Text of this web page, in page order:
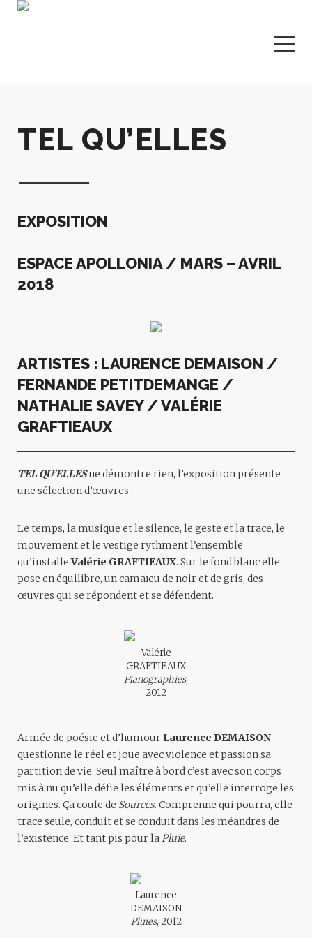
TEL QU’ELLES
EXPOSITION
ESPACE APOLLONIA / MARS – AVRIL
2018
ARTISTES : LAURENCE DEMAISON /
FERNANDE PETITDEMANGE /
NATHALIE SAVEY / VALÉRIE
GRAFTIEAUX
TEL QU’ELLESne démontre rien, l’exposition présente
une sélection d’œuvres :
Le temps, la musique et le silence, le geste et la trace, le
mouvement et le vestige rythment l’ensemble
qu’installeValérie GRAFTIEAUX. Sur le fond blanc elle
pose en équilibre, un camaïeu de noir et de gris, des
œuvres qui se répondent et se défendent.
Valérie
GRAFTIEAUX
Pianographies,
2012
Armée de poésie et d’humour Laurence DEMAISON
questionne le réel et joue avec violence et passion sa
partition de vie. Seul maître à bord c’est avec son corps
mis à nu qu’elle défie les éléments et qu’elle interroge les
origines. Ça coule de Sources. Comprenne qui pourra, elle
trace seule, conduit et se conduit dans les méandres de
l’existence. Et tant pis pour la Pluie.
Laurence
DEMAISON
Pluies, 2012